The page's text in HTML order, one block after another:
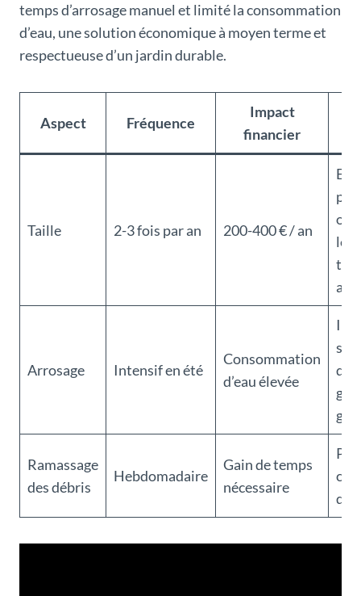
temps d’arrosage manuel et limité la consommation
d’eau, une solution économique à moyen terme et
respectueuse d’un jardin durable.
Aspect Fréquence
Impact
financier
Taille 2-3 fois par an 200-400 € / an
ou
les
Arrosage Intensif en été
Consommation
d’eau élevée
Ramassage
des débris
Hebdomadaire
Gain de temps
nécessaire